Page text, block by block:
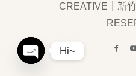
CREATIVE｜新
Hi~
OPEN CHATY